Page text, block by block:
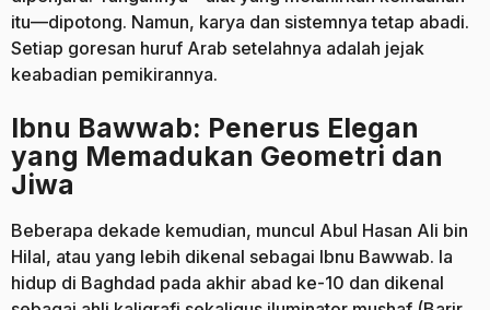
itu—dipotong. Namun, karya dan sistemnya tetap abadi.
Setiap goresan huruf Arab setelahnya adalah jejak
keabadian pemikirannya.
Ibnu Bawwab: Penerus Elegan
yang Memadukan Geometri dan
Jiwa
Beberapa dekade kemudian, muncul Abul Hasan Ali bin
Hilal, atau yang lebih dikenal sebagai Ibnu Bawwab. Ia
hidup di Baghdad pada akhir abad ke-10 dan dikenal